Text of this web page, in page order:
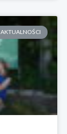
AKTUALNOŚCI